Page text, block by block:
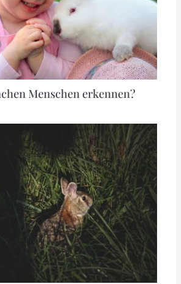
Menschen erkennen?